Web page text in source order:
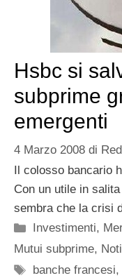
Hsbc si
subprime
emergenti
4 Marzo 2008 di
Il colosso bancario
Con un utile in
sembra che la crisi
Categorie
Investimenti,
Mutui subprime,
Tag
banche francesi